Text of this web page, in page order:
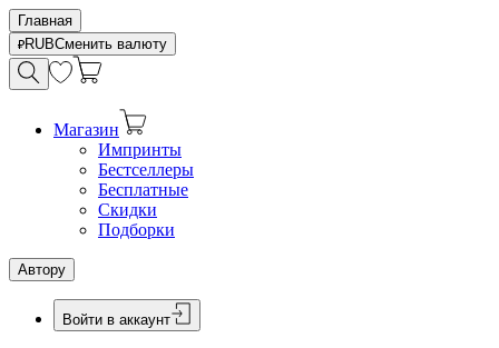
Главная
RUBСменить валюту
Магазин
Импринты
Бестселлеры
Бесплатные
Скидки
Подборки
Автору
Войти в аккаунт